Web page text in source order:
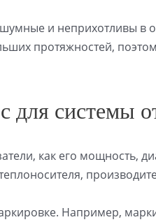
и неприхотливы в
протяжностей,
для системы
как его мощность,
Например,